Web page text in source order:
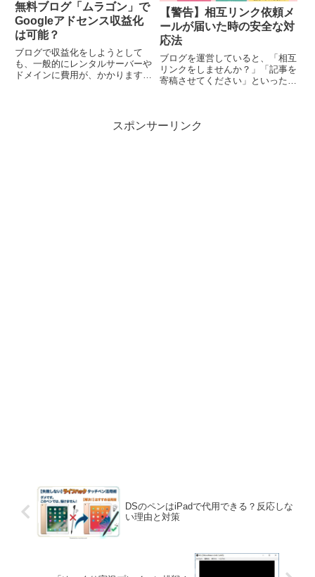
無料ブログ「ムラゴン」で
Googleアドセンス収益化
は可能？
ブログで収益化をしようとして
も、一般的にレンタルサーバーや
ドメインに費用が、かかります。
ちは！親子で世の中の気になる情
報や疑問を追求している、...
【警告】相互リンク依頼メ
ールが届いた時の安全な対
応法
ブログを運営していると、「相互
リンクをしませんか？」「記事を
寄稿させてください」といった営
る、いっちー＆まちゃおです。今
スポンサーリンク
DSのペンはiPadで代用できる？反応しな
い理由と対策